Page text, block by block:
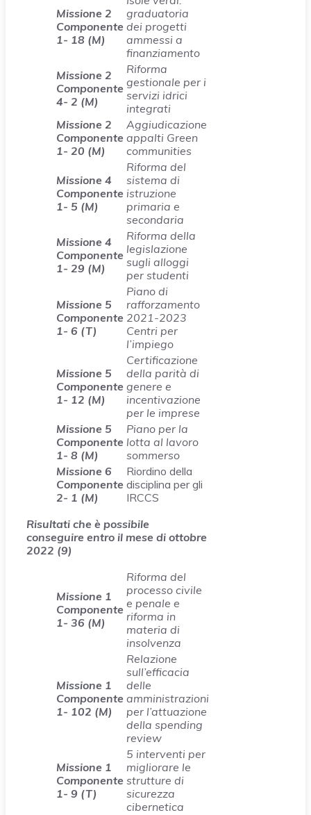
Missione 2
Componente
1- 18 (M)
graduatoria
dei progetti
ammessi a
finanziamento
Missione 2
Componente
4- 2 (M)
Riforma
gestionale per i
servizi idrici
integrati
Missione 2
Componente
1- 20 (M)
Aggiudicazione
appalti Green
communities
Missione 4
Componente
1- 5 (M)
Riforma del
sistema di
istruzione
primaria e
secondaria
Missione 4
Componente
1- 29 (M)
Riforma della
legislazione
sugli alloggi
per studenti
Missione 5
Componente
1- 6 (T)
Piano di
rafforzamento
2021-2023
Centri per
l’impiego
Missione 5
Componente
1- 12 (M)
Certificazione
della parità di
genere e
incentivazione
per le imprese
Missione 5
Componente
1- 8 (M)
Piano per la
lotta al lavoro
sommerso
Missione 6
Componente
2- 1 (M)
Riordino della
disciplina per gli
IRCCS
Risultati che è possibile
conseguire entro il mese di ottobre
2022 (9)
Missione 1
Componente
1- 36 (M)
Riforma del
processo civile
e penale e
riforma in
materia di
insolvenza
Missione 1
Componente
1- 102 (M)
Relazione
sull’efficacia
delle
amministrazioni
per l’attuazione
della spending
review
Missione 1
Componente
1- 9 (T)
5 interventi per
migliorare le
strutture di
sicurezza
cibernetica